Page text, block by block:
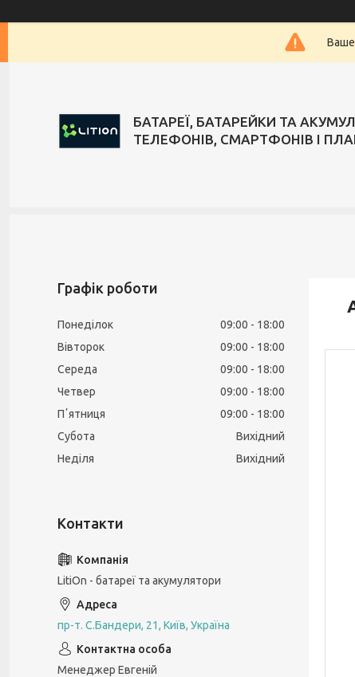
Ваше
БАТАРЕЇ, БАТАРЕЙКИ ТА
ТЕЛЕФОНІВ, СМАРТФОНІВ І
Графік роботи
Понеділок 09:00
18:00
Вівторок
09:00
18:00
Середа
09:00
18:00
Четвер
09:00
18:00
Пʼятниця
09:00
18:00
Субота
Вихідний
Неділя
Вихідний
LitiOn - батареї та акумулятори
пр-т. С.Бандери, 21, Київ, Україна
Менеджер Евгеній